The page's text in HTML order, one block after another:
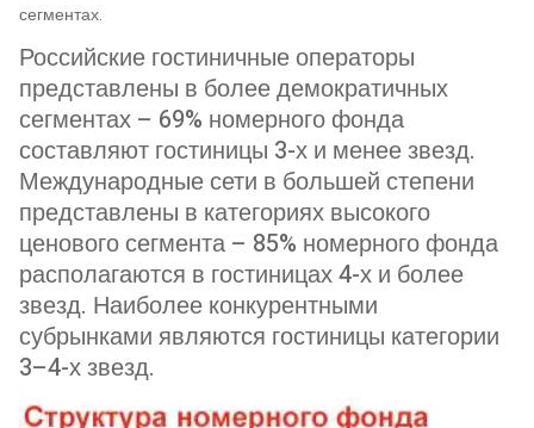
сегментах.
Российские гостиничные операторы
представлены в более демократичных
сегментах – 69% номерного фонда
составляют гостиницы 3-х и менее звезд.
Международные сети в большей степени
представлены в категориях высокого
ценового сегмента – 85% номерного фонда
располагаются в гостиницах 4-х и более
звезд. Наиболее конкурентными
субрынками являются гостиницы категории
3–4-х звезд.